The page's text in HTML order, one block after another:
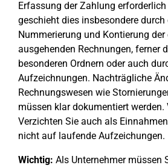
Erfassung der Zahlung
geschieht dies insbesondere
Nummerierung und Kontierung der
ausgehenden Rechnungen, ferner
besonderen Ordnern oder auch
Aufzeichnungen. Nachträgliche
Rechnungswesen wie
müssen klar dokumentiert werden.
Verzichten Sie auch als
nicht auf laufende Aufzeichungen.
Wichtig: Als Unternehmer müssen